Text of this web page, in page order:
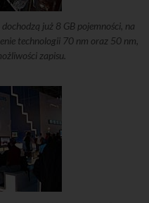
już 8 GB pojemności, na
technologii 70 nm oraz 50 nm,
zapisu.